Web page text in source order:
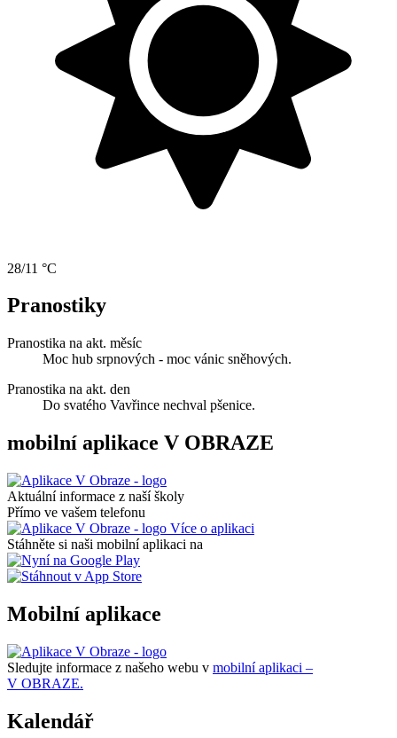
28/11 °C
Pranostiky
Pranostika na akt. měsíc
Moc hub srpnových - moc vánic sněhových.
Pranostika na akt. den
Do svatého Vavřince nechval pšenice.
mobilní aplikace V OBRAZE
Aktuální informace z naší školy
Přímo ve vašem telefonu
Více o aplikaci
Stáhněte si naši mobilní aplikaci na
Mobilní aplikace
Sledujte informace z našeho webu v mobilní aplikaci –
V OBRAZE.
Kalendář